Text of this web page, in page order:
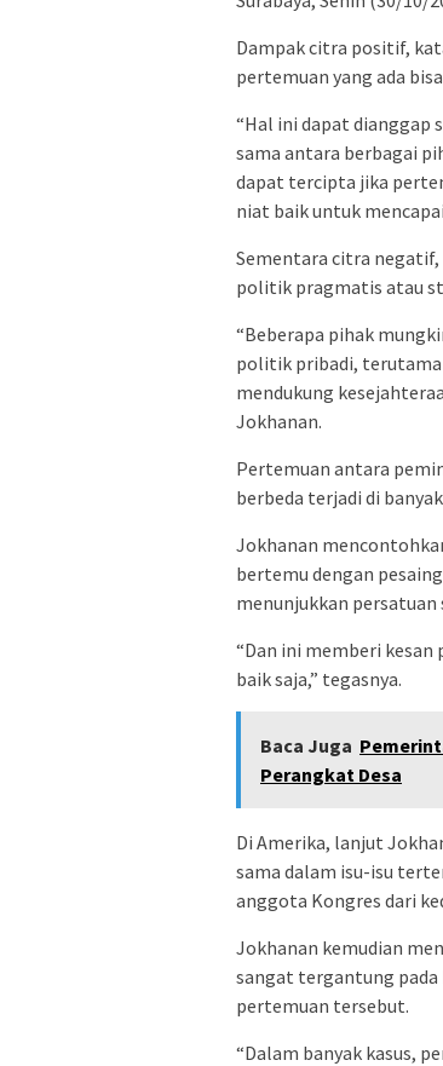
Dampak citra positif,
pertemuan yang ada
“Hal ini dapat dianggap
sama antara berbagai
dapat tercipta jika
niat baik untuk
Sementara citra negatif,
politik pragmatis atau
“Beberapa pihak
politik pribadi,
mendukung
Jokhanan.
Pertemuan antara
berbeda terjadi di
Jokhanan
bertemu dengan
menunjukkan
“Dan ini memberi kesan
baik saja,” tegasnya.
Baca Juga
Perangkat Desa
Di Amerika, lanjut
sama dalam isu-isu
anggota Kongres dari
Jokhanan kemudian
sangat tergantung
pertemuan tersebut.
“Dalam banyak kasus,